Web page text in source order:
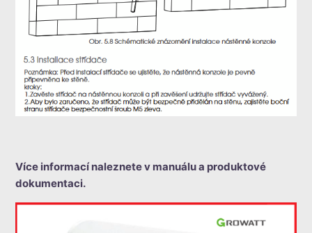
Více informací naleznete v manuálu a produktové
dokumentaci.